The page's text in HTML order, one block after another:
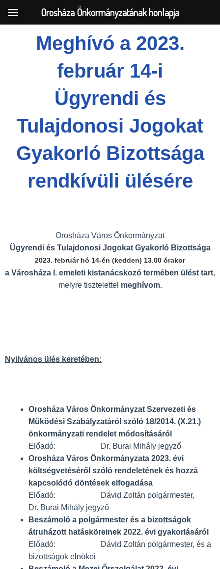
Meghívó a 2023.
február 14-i
Ügyrendi és
Tulajdonosi Jogokat
Gyakorló Bizottsága
rendkívüli ülésére
Orosháza Város Önkormányzat
Ügyrendi és Tulajdonosi Jogokat Gyakorló Bizottsága
2023. február hó 14-én (kedden) 13.00 órakor
a Városháza I. emeleti kistanácskozó termében ülést tart,
melyre tisztelettel meghívom.
Nyilvános ülés keretében:
Orosháza Város Önkormányzat Szervezeti és
Működési Szabályzatáról szóló 18/2014. (X.21.)
önkormányzati rendelet módosításáról
Előadó: Dr. Burai Mihály jegyző
Orosháza Város Önkormányzata 2023. évi
költségvetéséről szóló rendeletének és hozzá
kapcsolódó döntések elfogadása
Előadó: Dávid Zoltán polgármester,
Dr. Burai Mihály jegyző
Beszámoló a polgármester és a bizottságok
átruházott hatásköreinek 2022. évi gyakorlásáról
Előadó: Dávid Zoltán polgármester, és a
bizottságok elnökei
Orosháza Önkormányzatának honlapja